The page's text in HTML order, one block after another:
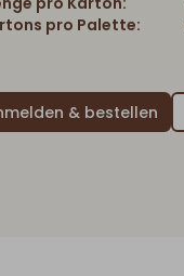
pro Palette: